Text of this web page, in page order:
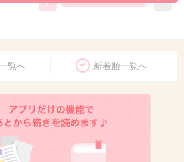
ど
顔が見えない（笑）
に話すると視線がやっと
覧へ 新着順一覧へ